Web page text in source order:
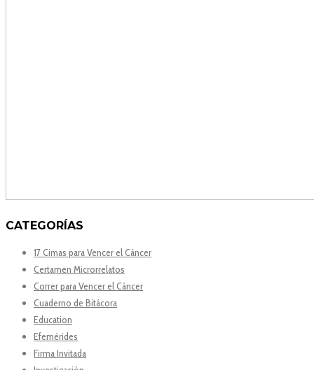
CATEGORÍAS
17 Cimas para Vencer el Cáncer
Certamen Microrrelatos
Correr para Vencer el Cáncer
Cuaderno de Bitácora
Education
Efemérides
Firma Invitada